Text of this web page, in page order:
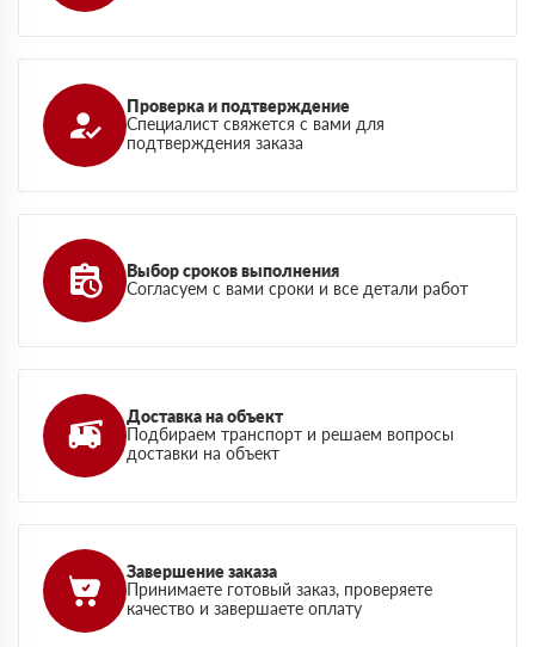
Проверка и подтверждение
Специалист свяжется с вами для
подтверждения заказа
Выбор сроков выполнения
Согласуем с вами сроки и все детали работ
Доставка на объект
Подбираем транспорт и решаем вопросы
доставки на объект
Завершение заказа
Принимаете готовый заказ, проверяете
качество и завершаете оплату